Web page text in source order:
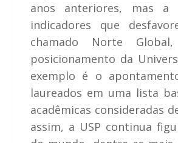
anos anteriores, mas a
indicadores que
chamado Norte
posicionamento da
exemplo é o
laureados em uma lista
acadêmicas consideradas
assim, a USP continua